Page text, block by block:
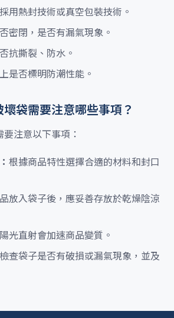
用熱封技術或真空包裝技術。
密閉，是否有漏氣現象。
抗撕裂、防水。
是否標明防潮性能。
袋需要注意哪些事項？
注意以下事項：
根據商品特性選擇合適的材料和封口
放入袋子後，應妥善存放於乾燥陰涼
陽光直射會加速商品變質。
查袋子是否有破損或漏氣現象，並及